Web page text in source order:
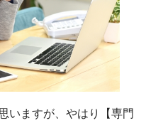
いますが、やはり【専門